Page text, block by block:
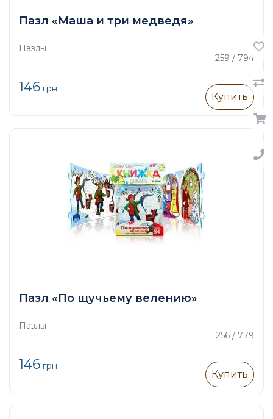
Пазл «Маша и три медведя»
Пазлы
259 / 794
146 грн
Купить
Пазл «По щучьему велению»
Пазлы
256 / 779
146 грн
Купить